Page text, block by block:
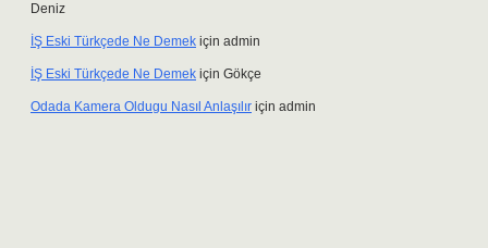
Deniz
İŞ Eski Türkçede Ne Demek için admin
İŞ Eski Türkçede Ne Demek için Gökçe
Odada Kamera Oldugu Nasıl Anlaşılır için admin